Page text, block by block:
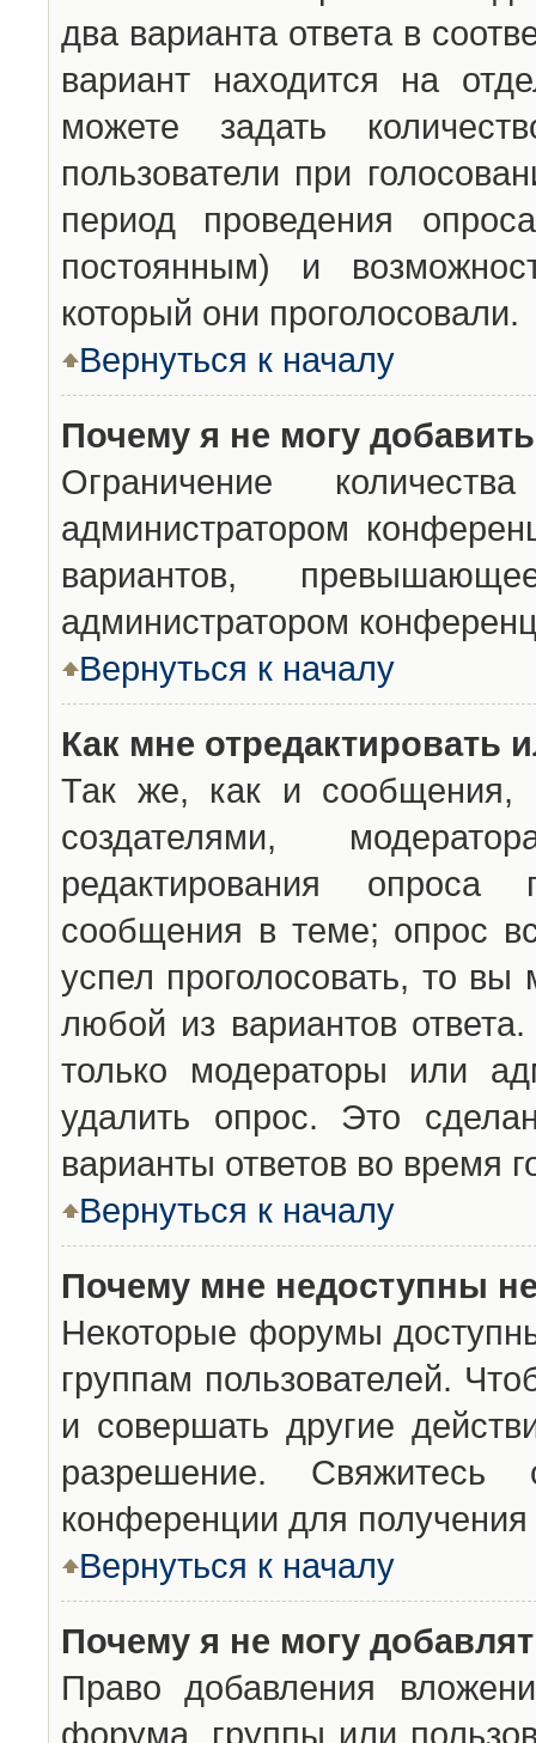
два варианта ответа в
вариант находится на
можете задать
пользователи при
период проведения
постоянным) и
который они проголосовали.
Вернуться к началу
Почему я не могу
Ограничение
администратором
вариантов,
администратором
Вернуться к началу
Как мне отредактировать
Так же, как и сообщения,
создателями,
редактирования опроса
сообщения в теме; опрос
успел проголосовать, то вы
любой из вариантов
только модераторы или
удалить опрос. Это
варианты ответов во время
Вернуться к началу
Почему мне недоступны
Некоторые форумы
группам пользователей.
и совершать другие
разрешение. Свяжитесь
конференции для получения
Вернуться к началу
Почему я не могу
Право добавления
форума, группы или